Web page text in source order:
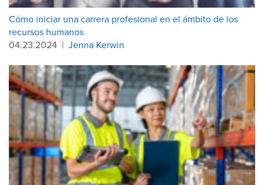
Cómo iniciar una carrera profesional en el ámbito de los
recursos humanos
04.23.2024 | Jenna Kerwin